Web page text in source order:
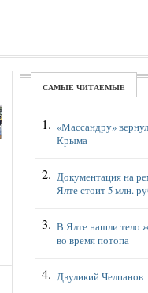
ЧИТАЕМЫЕ
«Массандру»
Крыма
Документация на
Ялте стоит 5 млн.
В Ялте нашли тело
во время потопа
Двуликий Челпанов